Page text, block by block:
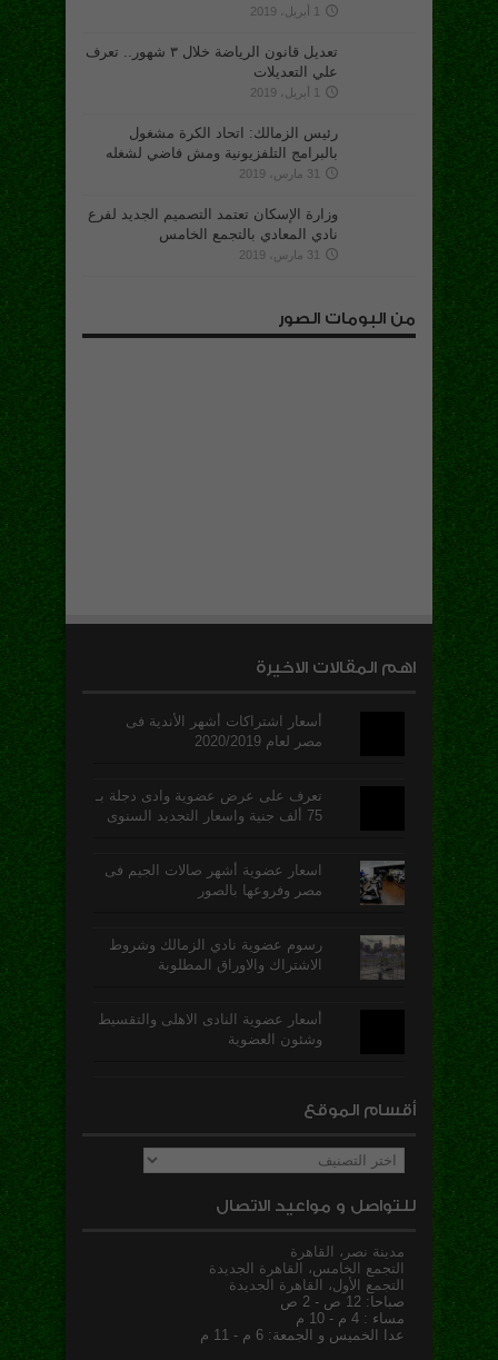
1 أبريل، 2019
تعديل قانون الرياضة خلال ٣ شهور.. تعرف
علي التعديلات
1 أبريل، 2019
رئيس الزمالك: اتحاد الكرة مشغول
بالبرامج التلفزيونية ومش فاضي لشغله
31 مارس، 2019
وزارة الإسكان تعتمد التصميم الجديد لفرع
نادي المعادي بالتجمع الخامس
31 مارس، 2019
من البومات الصور
اهم المقالات الاخيرة
أسعار اشتراكات أشهر الأندية فى
مصر لعام 2020/2019
تعرف على عرض عضوية وادى دجلة بـ
75 ألف جنية واسعار التجديد السنوى
اسعار عضوية أشهر صالات الجيم فى
مصر وفروعها بالصور
رسوم عضوية نادي الزمالك وشروط
الاشتراك والاوراق المطلوبة
أسعار عضوية النادى الاهلى والتقسيط
وشئون العضوية
أقسام الموقع
أقسام
الموقع
للتواصل و مواعيد الاتصال
مدينة نصر، القاهرة
التجمع الخامس، القاهرة الجديدة
التجمع الأول، القاهرة الجديدة
صباحا: 12 ص - 2 ص
مساء : 4 م - 10 م
عدا الخميس و الجمعة: 6 م - 11 م